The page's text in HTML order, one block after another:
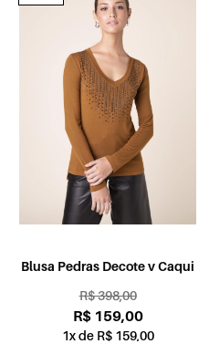
Blusa Pedras Decote v Caqui
R$ 398,00
R$ 159,00
1x de R$ 159,00